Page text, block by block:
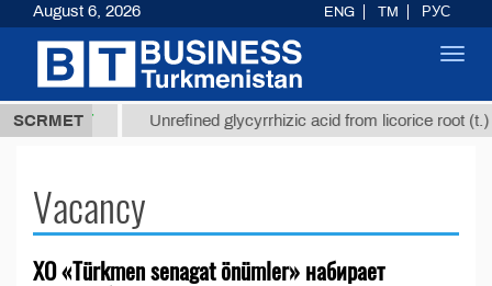
SCRMET
37,8 ТМТ Unrefined glycyrrhizic acid from licorice root (t.)
Vacancy
ХО «Türkmen senagat önümler» набирает
August 6, 2026 ENG TM РУС